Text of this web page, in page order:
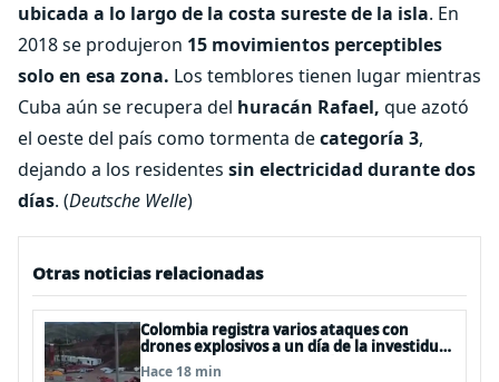
ubicada a lo largo de la costa sureste de la isla. En
2018 se produjeron 15 movimientos perceptibles
solo en esa zona. Los temblores tienen lugar mientras
Cuba aún se recupera del huracán Rafael, que azotó
el oeste del país como tormenta decategoría 3,
dejando a los residentes sin electricidad durante dos
días. (Deutsche Welle)
Otras noticias relacionadas
Colombia registra varios ataques con
drones explosivos a un día de la investidura
de De la Espriella: un policía muerto
Hace 18 min